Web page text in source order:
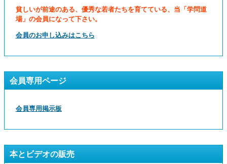
貧しいが前途のある、優秀な若者たちを育てている、当「学問道
場」の会員になって下さい。
会員のお申し込みはこちら
会員専用ページ
会員専用掲示板
本とビデオの販売